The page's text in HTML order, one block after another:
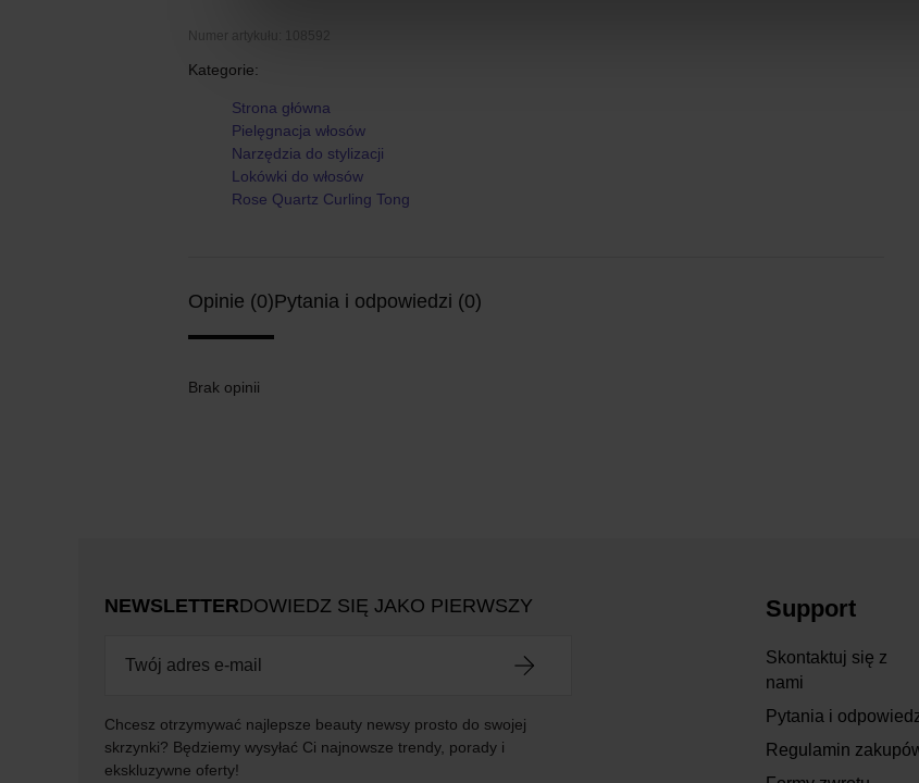
Numer artykułu: 108592
Kategorie:
Strona główna
Pielęgnacja włosów
Narzędzia do stylizacji
Lokówki do włosów
Rose Quartz Curling Tong
Opinie (0)Pytania i odpowiedzi (0)
Brak opinii
NEWSLETTERDOWIEDZ SIĘ JAKO PIERWSZY
Chcesz otrzymywać najlepsze beauty newsy prosto do swojej
skrzynki? Będziemy wysyłać Ci najnowsze trendy, porady i
ekskluzywne oferty!
Support
Skontaktuj się z
nami
Pytania i
Regulamin